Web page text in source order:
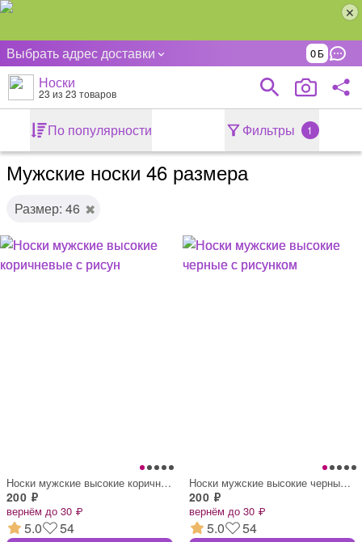
Выбрать адрес доставки 0
Носки
23 из 23 товаров
По популярности Фильтры 1
Мужские носки 46 размера
Размер: 46
Носки мужские высокие коричневые с рисун
200 ₽
вернём до 30 ₽
5.0 54
Носки мужские высокие черные с рисунком
200 ₽
вернём до 30 ₽
5.0 54